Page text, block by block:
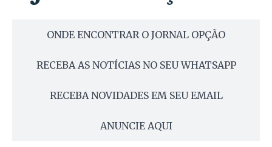
ONDE ENCONTRAR O JORNAL OPÇÃO
RECEBA AS NOTÍCIAS NO SEU WHATSAPP
RECEBA NOVIDADES EM SEU EMAIL
ANUNCIE AQUI